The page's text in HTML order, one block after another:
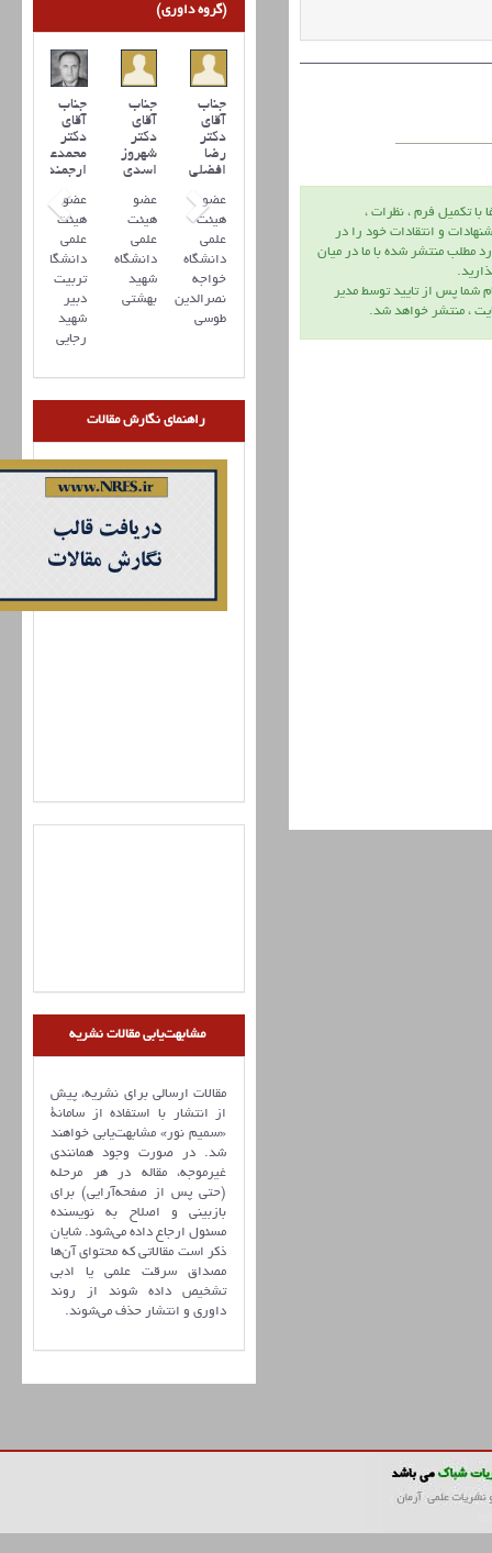
با تكميل فرم ، نظرات ،
و انتقادات خود را در
مطلب منتشر شده با ما در ميان
شما پس از تاييد توسط مدير
، منتشر خواهد شد.
(گروه داوری)
جناب
آقای
دکتر
محمدعلی
ارجمند
عضو
هیئت
علمی
دانشگاه
تربیت
دبیر
شهید
رجایی
جناب
آقای
دکتر
شهروز
اسدی
عضو
هیئت
علمی
دانشگاه
شهید
بهشتی
جناب
آقای
دکتر
رضا
افضلي
عضو
هیئت
علمی
دانشگاه
خواجه
نصرالدین
طوسی
راهنمای نگارش مقالات
مشابهت‌یابی مقالات نشریه
مقالات ارسالی برای نشریه، پیش
از انتشار با استفاده از سامانۀ
«سمیم نور» مشابهت‌یابی خواهند
شد. در صورت وجود همانندی
غیرموجه، مقاله در هر مرحله
(حتی پس از صفحه‌آرایی) برای
بازبینی و اصلاح به نویسنده
مسئول ارجاع داده می‌شود. شایان
ذکر است مقالاتی که محتوای آن‌ها
مصداق سرقت علمی یا ادبی
تشخیص داده شوند از روند
داوری و انتشار حذف می‌شوند.